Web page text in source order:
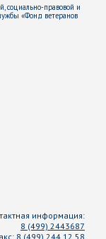
социально-правовой и
«Фонд ветеранов
информация:
8 (499) 2443687
8 (499) 244 12 58